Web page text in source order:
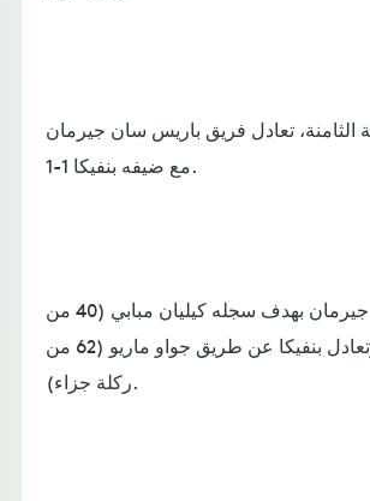
الثامنة، تعادل فريق باريس سان جيرمان
مع ضيفه بنفيكا 1-1.
وتقدم سان جيرمان بهدف سجله كيليان مبابي (40 من
ركلة جزاء)، وتعادل بنفيكا عن طريق جواو ماريو (62 من
ركلة جزاء).